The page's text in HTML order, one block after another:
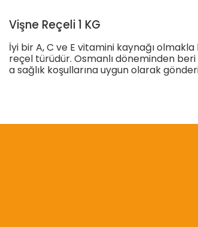
Vişne Reçeli 1 KG
İyi bir A, C ve E vitamini kaynağı
reçel türüdür. Osmanlı döneminden
a sağlık koşullarına uygun olarak
Görüş ve önerileriniz için teşekkür ederiz.